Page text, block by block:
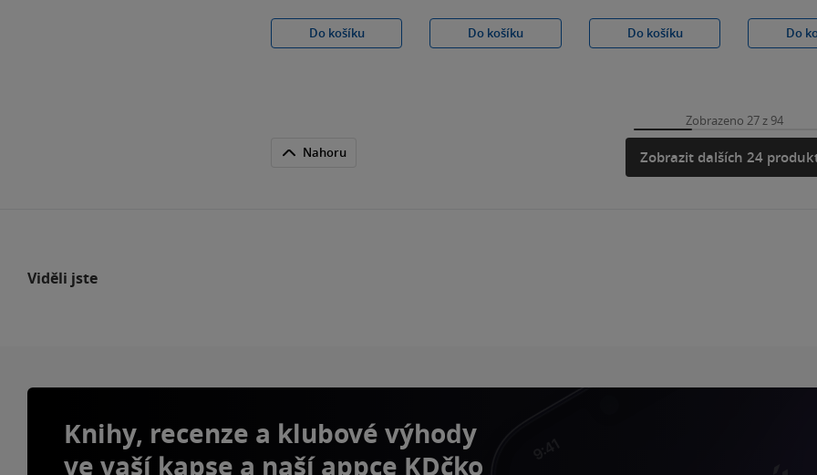
Do košíku Do košíku Do košíku Do
Nahoru
Zobrazeno 27 z 94
Zobrazit dalších 24
Viděli jste
Knihy, recenze a klubové výhody
ve vaší kapse a naší appce KDčko